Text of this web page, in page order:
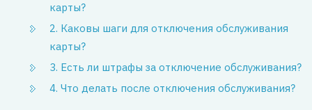
карты?
2. Каковы шаги для отключения обслуживания
карты?
3. Есть ли штрафы за отключение обслуживания?
4. Что делать после отключения обслуживания?